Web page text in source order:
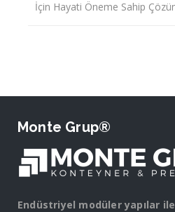
İçin Hayati Öneme Sahip
Monte Grup®
Endüstriyel modüler yapılar